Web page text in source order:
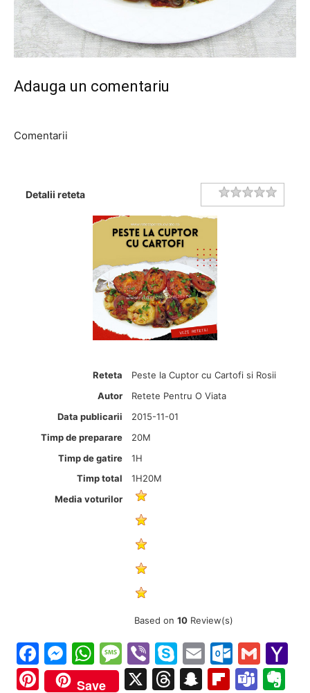
Adauga un comentariu
Comentarii
Detalii reteta Rating
Reteta
Peste la Cuptor cu Cartofi si Rosii
Autor
Retete Pentru O Viata
Data publicarii
2015-11-01
Timp de preparare
20M
Timp de gatire
1H
Timp total
1H20M
Media voturilor
Based on 10 Review(s)
Facebook
Messenger
WhatsApp
Message
ViberSkype
Email
Pinterest
Save X Threads
Snapchat